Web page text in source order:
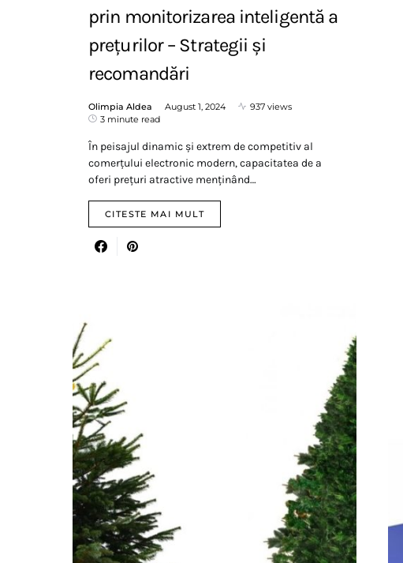
prin monitorizarea inteligentă a
prețurilor – Strategii și
recomandări
Olimpia Aldea August 1, 2024
937 views
3 minute read
În peisajul dinamic și extrem de competitiv al
comerțului electronic modern, capacitatea de a
oferi prețuri atractive menținând…
CITESTE MAI MULT